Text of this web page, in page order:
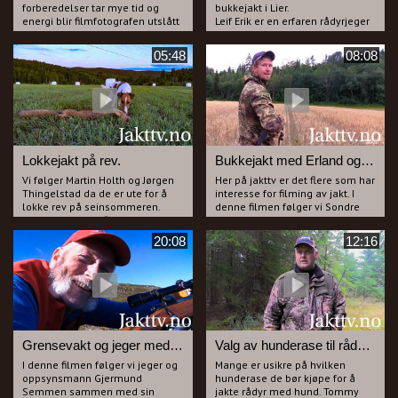
forberedelser tar mye tid og
energi blir filmfotografen utslått
av et migrene anfall, Aukrusten
er oppgitt over fotografen som
må legge seg for å få slutt på
migrenen.
Bukk blir det uansett og jammen
hjalp det på migrenen også.
bukkejakt i Lier.
Leif Erik er en erfaren rådyrjeger
og jakter helst med dachs men
han skyter også noen bukker
hvert år under bukkejakta i
august.
Du får være med ut på flere turer
sammen med Leif Erik da alt ikke
går etter planen ved første
forsøk.
05:48
Lokkejakt på rev.
Vi følger Martin Holth og Jørgen
Thingelstad da de er ute for å
lokke rev på seinsommeren.
Martin lokker og filmer mens
Jørgen "poserer" foran kamera
som jeger. Gutta har lykken med
seg og får samtidig preget
valpen på rev. Bli med Holt &
Thingelstad ut på revejakt.
08:08
Bukkejakt med Erland og Sondre.
Her på jakttv er det flere som har
interesse for filming av jakt. I
denne filmen følger vi Sondre
Eidal spm kameramann mens
han filmer Erland Hval på
bukkejakt i Åsa.
Erland er en svært ivrig lokke-
jeger og bukkene kommer tett
på gutta.
20:08
Grensevakt og jeger med utfordring.
I denne filmen følger vi jeger og
oppsynsmann Gjermund
Semmen sammen med sin
12:16
Valg av hunderase til rådyrjakt.
Mange er usikre på hvilken
hunderase de bør kjøpe for å
jakte rådyr med hund. Tommy